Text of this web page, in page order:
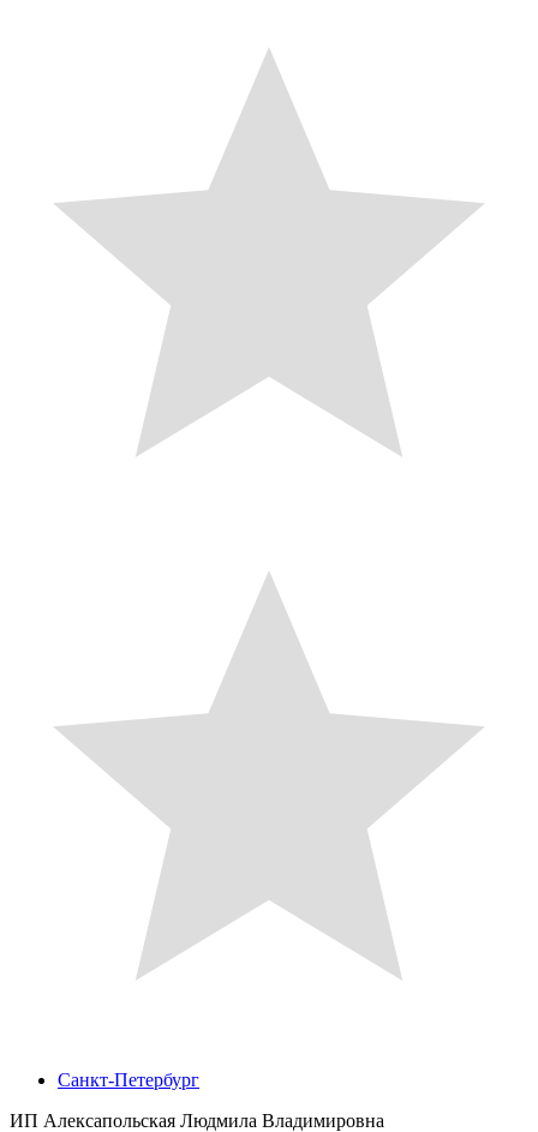
Санкт-Петербург
ИП Алексапольская Людмила Владимировна